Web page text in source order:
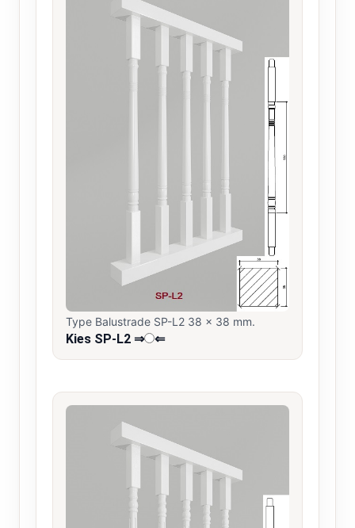
Type Balustrade SP-L2 38 x 38 mm.
Kies SP-L2 ⇒ ⇐